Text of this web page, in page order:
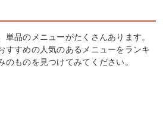
単品のメニューがたくさんあります。
すすめの人気のあるメニューをランキ
のものを見つけてみてください。